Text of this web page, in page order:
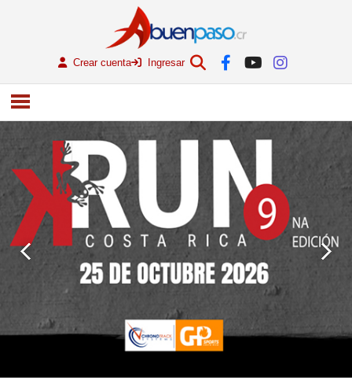
Crear cuenta Ingresar